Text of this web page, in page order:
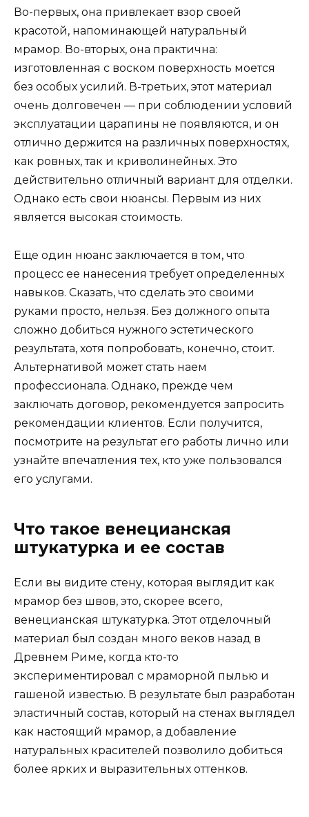
Во-первых, она привлекает взор своей
красотой, напоминающей натуральный
мрамор. Во-вторых, она практична:
изготовленная с воском поверхность моется
без особых усилий. В-третьих, этот материал
очень долговечен — при соблюдении условий
эксплуатации царапины не появляются, и он
отлично держится на различных поверхностях,
как ровных, так и криволинейных. Это
действительно отличный вариант для отделки.
Однако есть свои нюансы. Первым из них
является высокая стоимость.
Еще один нюанс заключается в том, что
процесс ее нанесения требует определенных
навыков. Сказать, что сделать это своими
руками просто, нельзя. Без должного опыта
сложно добиться нужного эстетического
результата, хотя попробовать, конечно, стоит.
Альтернативой может стать наем
профессионала. Однако, прежде чем
заключать договор, рекомендуется запросить
рекомендации клиентов. Если получится,
посмотрите на результат его работы лично или
узнайте впечатления тех, кто уже пользовался
его услугами.
Что такое венецианская
штукатурка и ее состав
Если вы видите стену, которая выглядит как
мрамор без швов, это, скорее всего,
венецианская штукатурка. Этот отделочный
материал был создан много веков назад в
Древнем Риме, когда кто-то
экспериментировал с мраморной пылью и
гашеной известью. В результате был разработан
эластичный состав, который на стенах выглядел
как настоящий мрамор, а добавление
натуральных красителей позволило добиться
более ярких и выразительных оттенков.